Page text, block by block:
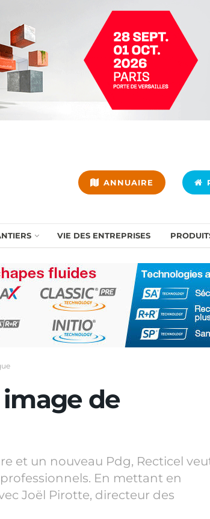
ANNUAIRE
VIE DES ENTREPRISES
de
et un nouveau Pdg, Recticel
En mettant en
Joël Pirotte, directeur des